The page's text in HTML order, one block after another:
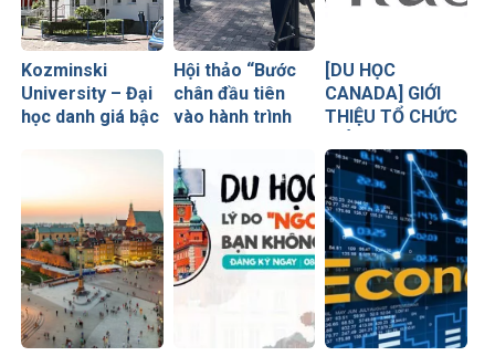
Kozminski
University – Đại
học danh giá bậc
Hội thảo “Bước
chân đầu tiên
vào hành trình
ước mơ đến thực
tiễn”.
[DU HỌC
CANADA] GIỚI
THIỆU TỔ CHỨC
NAVITAS
CANADA